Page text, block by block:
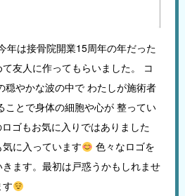
年は接骨院開業15周年の年だった
友人に作ってもらいました。 コ
穏やかな波の中で わたしが施術者
ことで身体の細胞や心が 整ってい
ゴもお気に入りではありました
に入っています
色々なロゴを
ます。最初は戸惑うかもしれませ